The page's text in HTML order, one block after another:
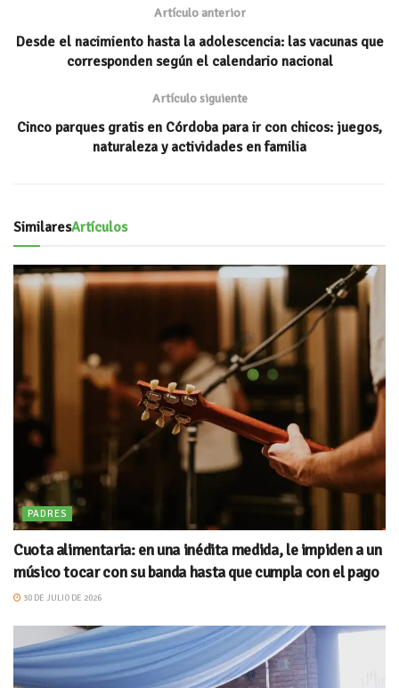
p
ti
r
Artículo anterior
Desde el nacimiento hasta la adolescencia: las vacunas que
corresponden según el calendario nacional
Artículo siguiente
Cinco parques gratis en Córdoba para ir con chicos: juegos,
naturaleza y actividades en familia
SimilaresArtículos
PADRES
Cuota alimentaria: en una inédita medida, le impiden a un
músico tocar con su banda hasta que cumpla con el pago
30 DE JULIO DE 2026